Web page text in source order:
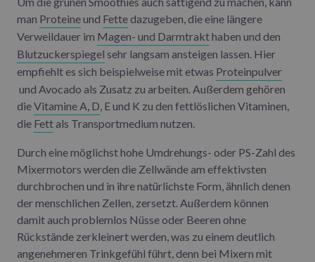
man Proteineund Fettedazugeben, die eine längere
Verweildauer im Magen- und Darmtrakthaben und den
Blutzuckerspiegel sehr langsam ansteigen lassen. Hier
empfiehlt es sich beispielweise mit etwas Proteinpulver
und Avocado als Zusatz zu arbeiten. Außerdem gehören
dieVitamine A, D, E und K zu den fettlöslichen Vitaminen,
die Fettals Transportmedium nutzen.
Durch eine möglichst hohe Umdrehungs- oder PS-Zahl des
Mixermotors werden die Zellwände am effektivsten
durchbrochen und in ihre natürlichste Form, ähnlich denen
der menschlichen Zellen, zersetzt. Außerdem können
damit auch problemlos Nüsse oder Beeren ohne
Rückstände zerkleinert werden, was zu einem deutlich
angenehmeren Trinkgefühl führt, denn bei Mixern mit